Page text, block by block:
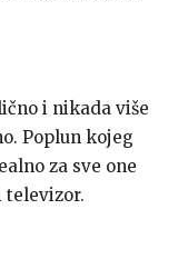
i nikada više
Poplun kojeg
za sve one
televizor.